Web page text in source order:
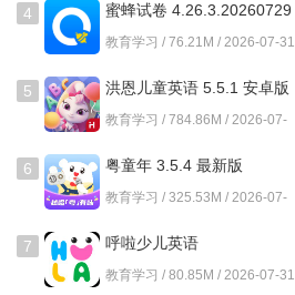
4
蜜蜂试卷 4.26.3.20260729
最新版
教育学习 / 76.21M / 2026-07-31
5 洪恩儿童英语 5.5.1 安卓版
教育学习 / 784.86M / 2026-07-
6 粤童年 3.5.4 最新版
教育学习 / 325.53M / 2026-07-
7
呼啦少儿英语
1.53.0.release 官方版
教育学习 / 80.85M / 2026-07-31